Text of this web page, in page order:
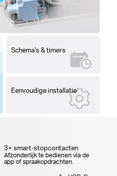
Schema's & timers
Eenvoudige installatie
3× smart-stopcontacten
Afzonderlijk te bedienen via de
app of spraakopdrachten.